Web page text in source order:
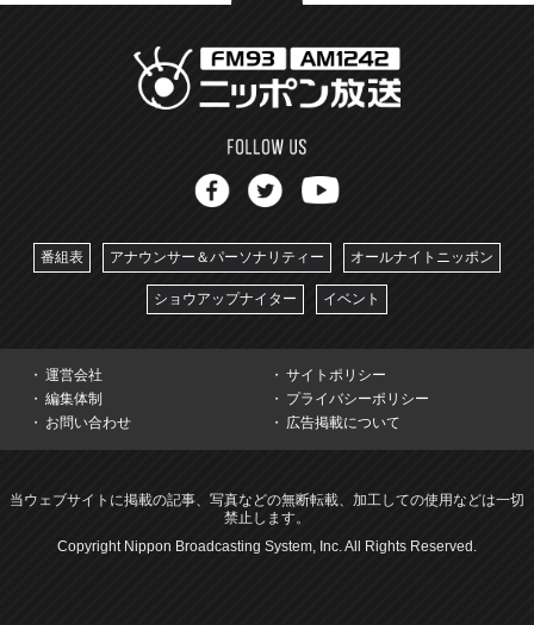
番組表 アナウンサー＆パーソナリティー オールナイトニッポン
ショウアップナイター イベント
運営会社
サイトポリシー
編集体制
プライバシーポリシー
お問い合わせ
広告掲載について
当ウェブサイトに掲載の記事、写真などの無断転載、加工しての使用などは一切
禁止します。
Copyright Nippon Broadcasting System, Inc. All Rights Reserved.